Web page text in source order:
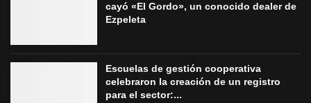
cayó «El Gordo», un conocido dealer de
Ezpeleta
Escuelas de gestión cooperativa
celebraron la creación de un registro
para el sector:...